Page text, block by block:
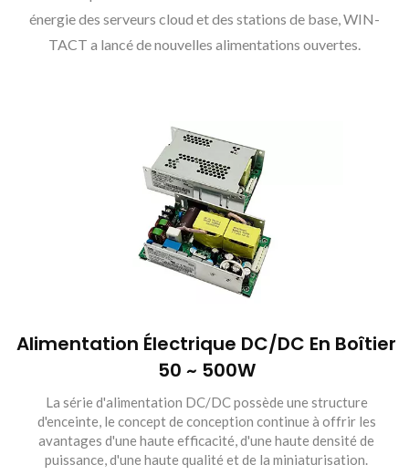
énergie des serveurs cloud et des stations de base, WIN-
TACT a lancé de nouvelles alimentations ouvertes.
Alimentation Électrique DC/DC En Boîtier
50 ~ 500W
La série d'alimentation DC/DC possède une structure
d'enceinte, le concept de conception continue à offrir les
avantages d'une haute efficacité, d'une haute densité de
puissance, d'une haute qualité et de la miniaturisation.